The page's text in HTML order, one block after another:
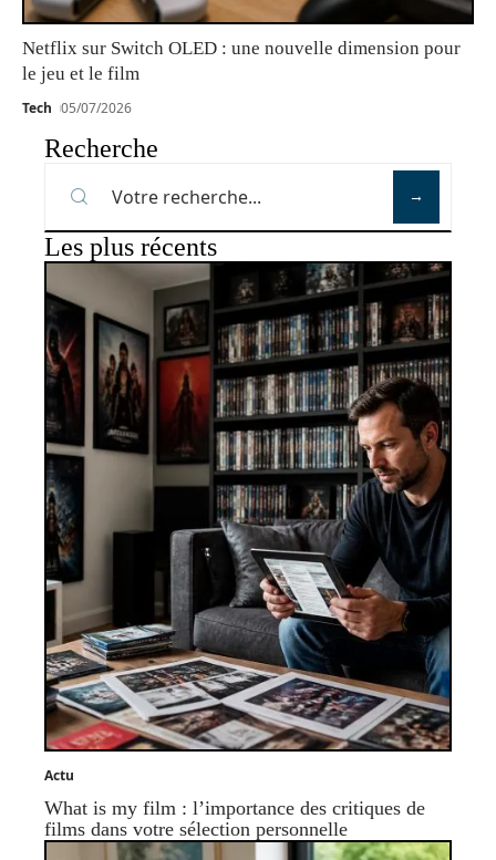
Netflix sur Switch OLED : une nouvelle dimension pour
le jeu et le film
Tech 05/07/2026
Recherche
Les plus récents
Actu
What is my film : l’importance des critiques de
films dans votre sélection personnelle